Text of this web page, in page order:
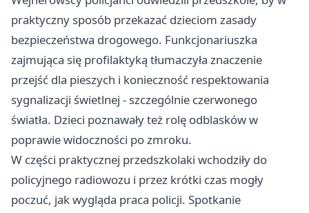
praktyczny sposób przekazać dzieciom zasady
bezpieczeństwa drogowego. Funkcjonariuszka
zajmująca się profilaktyką tłumaczyła znaczenie
przejść dla pieszych i konieczność respektowania
sygnalizacji świetlnej - szczególnie czerwonego
światła. Dzieci poznawały też rolę odblasków w
poprawie widoczności po zmroku.
W części praktycznej przedszkolaki wchodziły do
policyjnego radiowozu i przez krótki czas mogły
poczuć, jak wygląda praca policji. Spotkanie